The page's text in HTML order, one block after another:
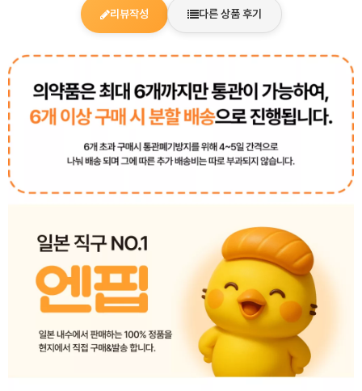
리뷰작성 다른 상품 후기